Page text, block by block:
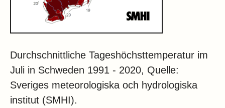
Durchschnittliche Tageshöchsttemperatur im
Juli in Schweden 1991 - 2020, Quelle:
Sveriges meteorologiska och hydrologiska
institut (SMHI).